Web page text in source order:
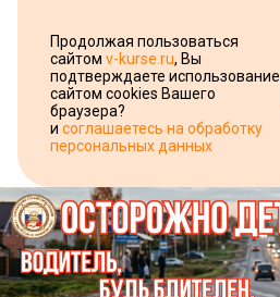
Продолжая пользоваться
сайтом v-kurse.ru, Вы
подтверждаете использование
сайтом cookies Вашего
браузера?
и соглашаетесь на обработку
персональных данных